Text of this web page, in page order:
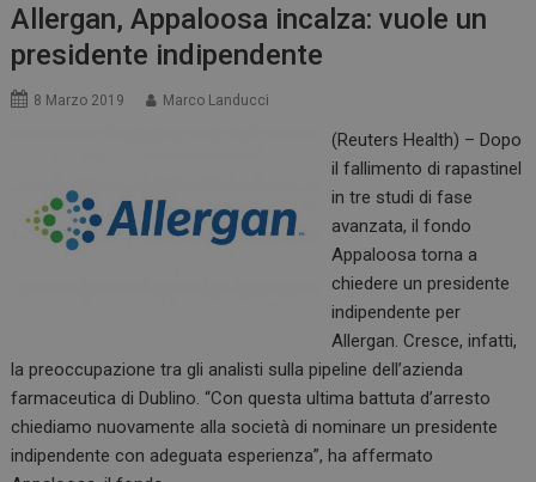
Allergan, Appaloosa incalza: vuole un
presidente indipendente
8 Marzo 2019 Marco Landucci
(Reuters Health) – Dopo
il fallimento di rapastinel
in tre studi di fase
avanzata, il fondo
Appaloosa torna a
chiedere un presidente
indipendente per
Allergan. Cresce, infatti,
la preoccupazione tra gli analisti sulla pipeline dell’azienda
farmaceutica di Dublino. “Con questa ultima battuta d’arresto
chiediamo nuovamente alla società di nominare un presidente
indipendente con adeguata esperienza”, ha affermato
ARRAffinity
Microsoft Corporation
.www.dailyhealthindustry.it
_ga_Z2VT792F98 .dailyhealthindustry.it